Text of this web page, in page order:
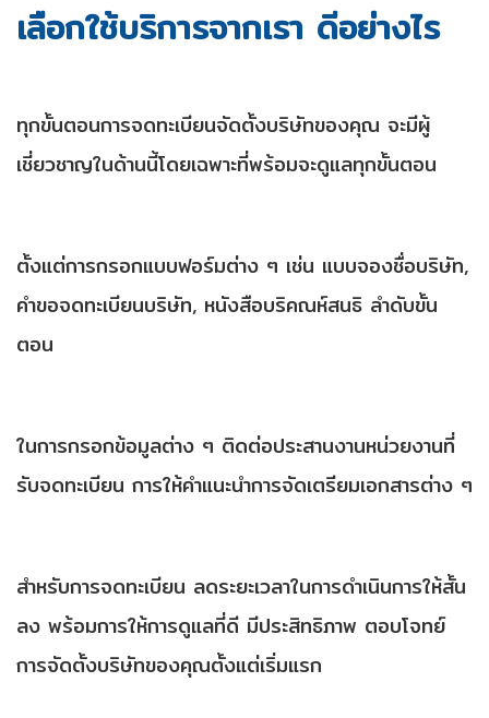
เลือกใช้บริการจากเรา ดีอย่างไร
ทุกขั้นตอนการจดทะเบียนจัดตั้งบริษัทของคุณ จะมีผู้
เชี่ยวชาญในด้านนี้โดยเฉพาะที่พร้อมจะดูแลทุกขั้นตอน
ตั้งแต่การกรอกแบบฟอร์มต่าง ๆ เช่น แบบจองชื่อบริษัท,
คำขอจดทะเบียนบริษัท, หนังสือบริคณห์สนธิ ลำดับขั้น
ตอน
ในการกรอกข้อมูลต่าง ๆ ติดต่อประสานงานหน่วยงานที่
รับจดทะเบียน การให้คำแนะนำการจัดเตรียมเอกสารต่าง ๆ
สำหรับการจดทะเบียน ลดระยะเวลาในการดำเนินการให้สั้น
ลง พร้อมการให้การดูแลที่ดี มีประสิทธิภาพ ตอบโจทย์
การจัดตั้งบริษัทของคุณตั้งแต่เริ่มแรก